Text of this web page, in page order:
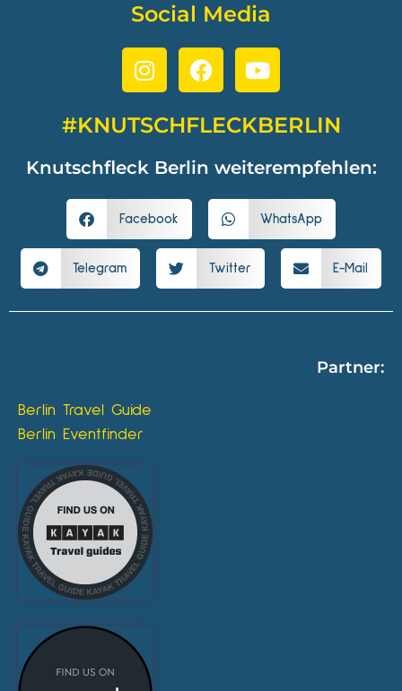
Social Media
#KNUTSCHFLECKBERLIN
Knutschfleck Berlin weiterempfehlen:
Facebook WhatsApp
Telegram Twitter E-Mail
Partner:
Berlin Travel Guide
Berlin Eventfinder